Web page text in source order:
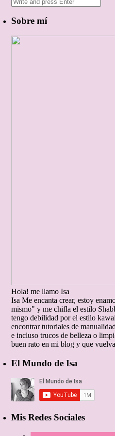
Sobre mí
Hola! me llamo Isa
Isa Me encanta crear, estoy
mismo" y me chifla el estilo
tengo debilidad por el estilo
encontrar tutoriales de
e incluso trucos de belleza o
buen rato en mi blog y que
El Mundo de Isa
Mis Redes Sociales